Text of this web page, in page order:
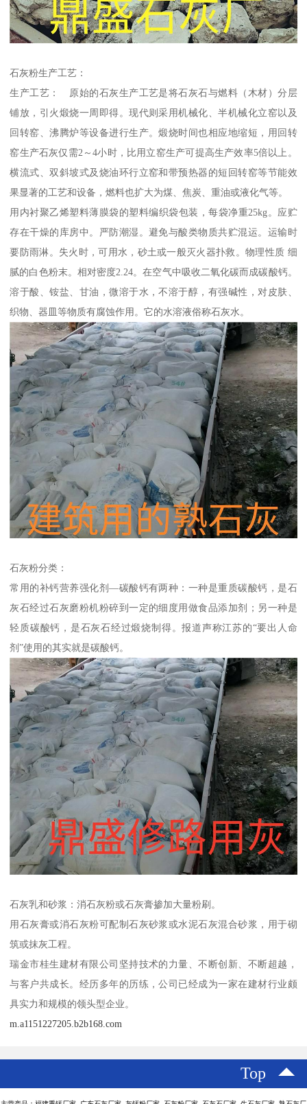
石灰粉生产工艺：
生产工艺： 原始的石灰生产工艺是将石灰石与燃料（木材）分层
铺放，引火煅烧一周即得。现代则采用机械化、半机械化立窑以及
回转窑、沸腾炉等设备进行生产。煅烧时间也相应地缩短，用回转
窑生产石灰仅需2～4小时，比用立窑生产可提高生产效率5倍以上。
横流式、双斜坡式及烧油环行立窑和带预热器的短回转窑等节能效
果显著的工艺和设备，燃料也扩大为煤、焦炭、重油或液化气等。
用内衬聚乙烯塑料薄膜袋的塑料编织袋包装，每袋净重25kg。应贮
存在干燥的库房中。严防潮湿。避免与酸类物质共贮混运。运输时
要防雨淋。失火时，可用水，砂土或一般灭火器扑救。物理性质 细
腻的白色粉末。相对密度2.24。在空气中吸收二氧化碳而成碳酸钙。
溶于酸、铵盐、甘油，微溶于水，不溶于醇，有强碱性，对皮肤、
织物、器皿等物质有腐蚀作用。它的水溶液俗称石灰水。
石灰粉分类：
常用的补钙营养强化剂—碳酸钙有两种：一种是重质碳酸钙，是石
灰石经过石灰磨粉机粉碎到一定的细度用做食品添加剂；另一种是
轻质碳酸钙，是石灰石经过煅烧制得。报道声称江苏的“要出人命
剂”使用的其实就是碳酸钙。
石灰乳和砂浆：消石灰粉或石灰膏掺加大量粉刷。
用石灰膏或消石灰粉可配制石灰砂浆或水泥石灰混合砂浆，用于砌
筑或抹灰工程。
瑞金市桂生建材有限公司坚持技术的力量、不断创新、不断超越，
与客户共成长。经历多年的历练，公司已经成为一家在建材行业颇
具实力和规模的领头型企业。
m.a1151227205.b2b168.com
Top